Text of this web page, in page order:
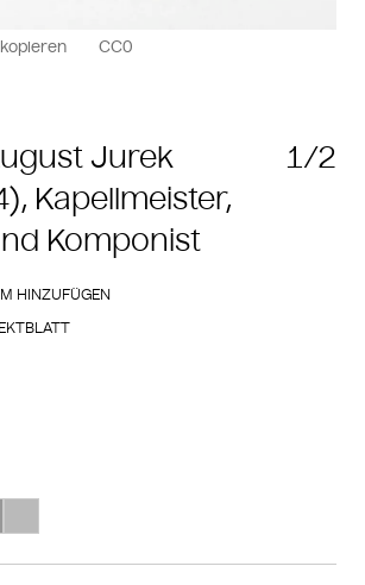
Jurek
Kapellmeister,
Komponist
1/2
CC0
HINZUFÜGEN